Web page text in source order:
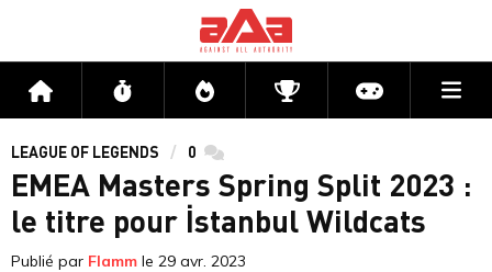
Accueil Flux Directs CompétitionsActu jeux
LEAGUE OF LEGENDS 0 commentaires
EMEA Masters Spring Split 2023 :
le titre pour İstanbul Wildcats
Publié par Flamm le 29 avr. 2023